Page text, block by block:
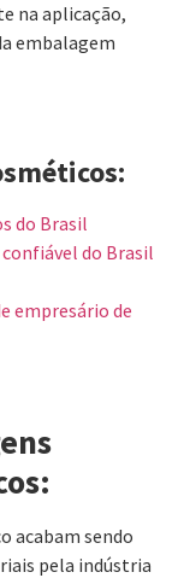
na aplicação,
embalagem
do Brasil
do Brasil
empresário de
acabam sendo
pela indústria